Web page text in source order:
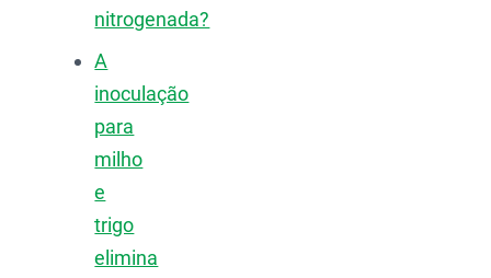
nitrogenada?
A
inoculação
para
milho
e
trigo
elimina